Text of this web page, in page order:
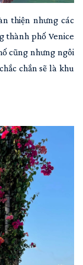
thiện nhưng các
thành phố Venice
cũng nhưng ngôi
chắn sẽ là khu